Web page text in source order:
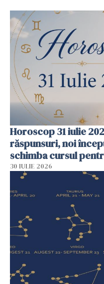
Horoscop 31 iulie
răspunsuri, noi
schimba cursul
30 IULIE 2026